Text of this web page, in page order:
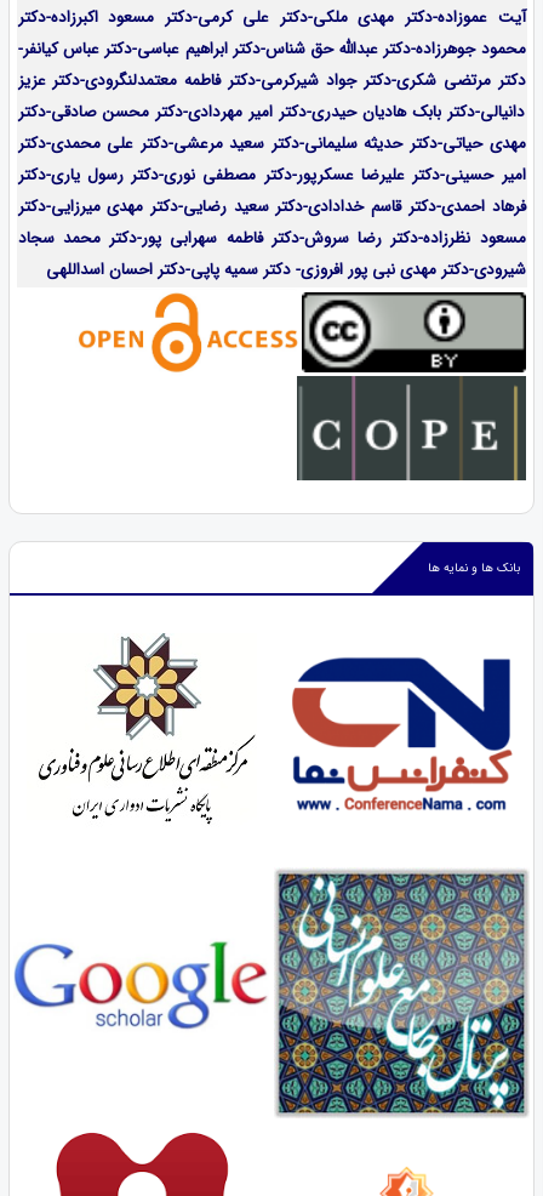
آیت عموزاده-دکتر مهدی ملکی-دکتر علی کرمی-دکتر مسعود اکبرزاده-دکتر
محمود جوهرزاده-دکتر عبدالله حق شناس-دکتر ابراهیم عباسی-دکتر عباس کیانفر-
دکتر مرتضی شکری-دکتر جواد شیرکرمی-دکتر فاطمه معتمدلنگرودی-دکتر عزیز
دانیالی-دکتر بابک هادیان حیدری-دکتر امیر مهردادی-دکتر محسن صادقی-دکتر
مهدی حیاتی-دکتر حدیثه سلیمانی-دکتر سعید مرعشی-دکتر علی محمدی-دکتر
امیر حسینی-دکتر علیرضا عسکرپور-دکتر مصطفی نوری-دکتر رسول یاری-دکتر
فرهاد احمدی-دکتر قاسم خدادادی-دکتر سعید رضایی-دکتر مهدی میرزایی-دکتر
مسعود نظرزاده-دکتر رضا سروش-دکتر فاطمه سهرابی پور-دکتر محمد سجاد
شیرودی-دکتر مهدی نبی پور افروزی- دکتر سمیه پاپی-دکتر احسان اسداللهی
بانک ها و نمایه ها